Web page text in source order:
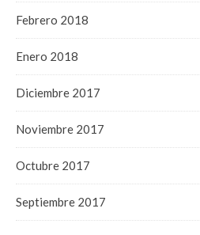
Febrero 2018
Enero 2018
Diciembre 2017
Noviembre 2017
Octubre 2017
Septiembre 2017